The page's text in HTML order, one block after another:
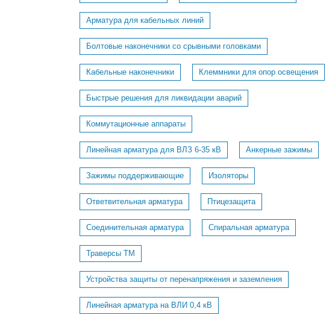
Арматура для кабельных линий
Болтовые наконечники со срывными головками
Кабельные наконечники Клеммники для опор освещения
Быстрые решения для ликвидации аварий
Коммутационные аппараты
Линейная арматура для ВЛЗ 6-35 кВ Анкерные зажимы
Зажимы поддерживающие Изоляторы
Ответвительная арматура Птицезащита
Соединительная арматура Спиральная арматура
Траверсы ТМ
Устройства защиты от перенапряжения и заземления
Линейная арматура на ВЛИ 0,4 кВ